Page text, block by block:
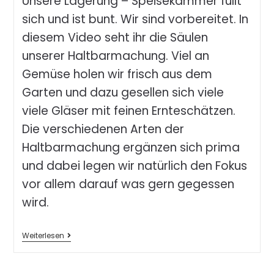
sich und ist bunt. Wir sind vorbereitet. In
diesem Video seht ihr die Säulen
unserer Haltbarmachung. Viel an
Gemüse holen wir frisch aus dem
Garten und dazu gesellen sich viele
viele Gläser mit feinen Ernteschätzen.
Die verschiedenen Arten der
Haltbarmachung ergänzen sich prima
und dabei legen wir natürlich den Fokus
vor allem darauf was gern gegessen
wird.
Weiterlesen